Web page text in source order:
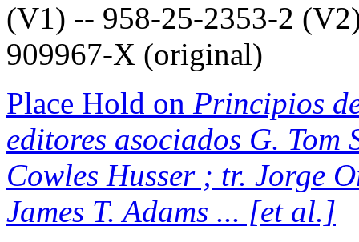
(V1) -- 958-25-2353-2
909967-X (original)
Place Hold on Principios
editores asociados G. Tom
Cowles Husser ; tr. Jorge
James T. Adams ... [et al.]